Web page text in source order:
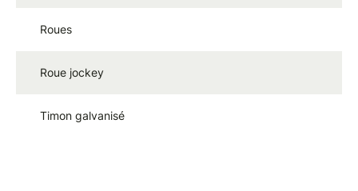
Roues
Roue jockey
Timon galvanisé